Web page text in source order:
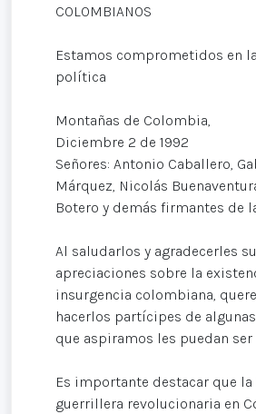
COLOMBIANOS
Estamos comprometidos en
política
Montañas de Colombia,
Diciembre 2 de 1992
Señores: Antonio Caballero,
Márquez, Nicolás
Botero y demás firmantes de
Al saludarlos y agradecerles
apreciaciones sobre la
insurgencia colombiana,
hacerlos partícipes de
que aspiramos les puedan
Es importante destacar que la
guerrillera revolucionaria en